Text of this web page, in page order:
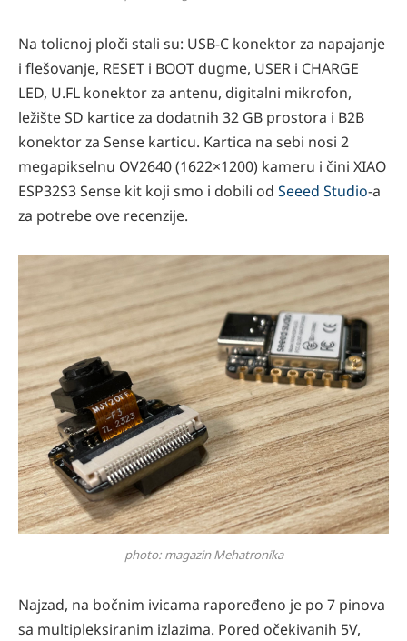
Na tolicnoj ploči stali su: USB-C konektor za napajanje
i flešovanje, RESET i BOOT dugme, USER i CHARGE
LED, U.FL konektor za antenu, digitalni mikrofon,
ležište SD kartice za dodatnih 32 GB prostora i B2B
konektor za Sense karticu. Kartica na sebi nosi 2
megapikselnu OV2640 (1622×1200) kameru i čini XIAO
ESP32S3 Sense kit koji smo i dobili od Seeed Studio-a
za potrebe ove recenzije.
photo: magazin Mehatronika
Najzad, na bočnim ivicama rapoređeno je po 7 pinova
sa multipleksiranim izlazima. Pored očekivanih 5V,